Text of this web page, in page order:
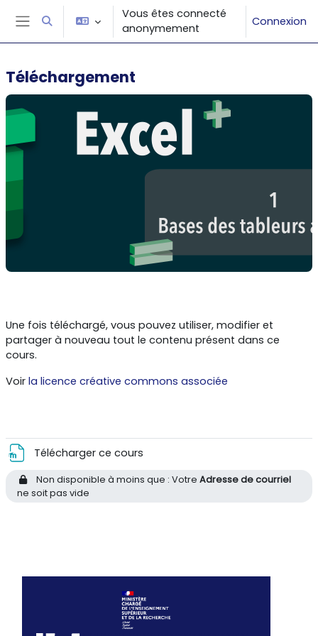
Passer au contenu principal
Panneau latéral
Activer/désactiver la saisie de recherche
Vous êtes connecté
anonymement
Connexion
Téléchargement
Une fois téléchargé, vous pouvez utiliser, modifier et
partager à nouveau tout le contenu présent dans ce
cours.
Voir la licence créative commons associée
Télécharger ce cours
Non disponible à moins que : VotreAdresse de courriel
ne soit pas vide